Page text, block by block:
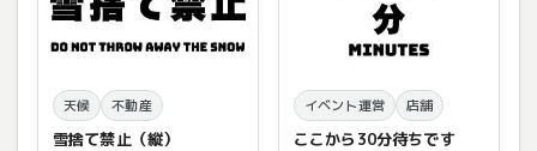
天候 不動産
雪捨て禁止（縦）
イベント運営 店舗
ここから30分待ちです